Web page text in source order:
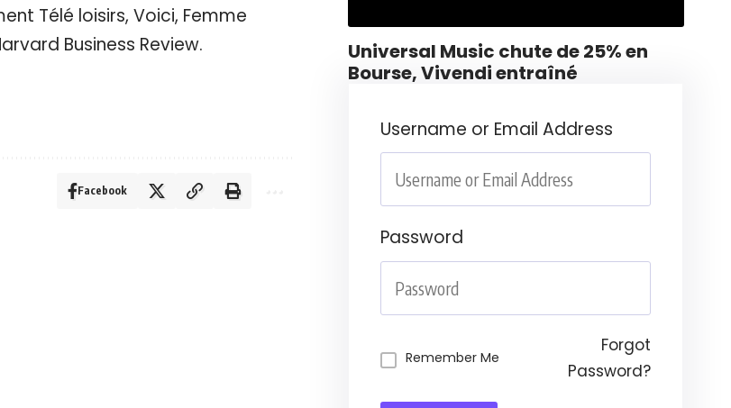
Télé loisirs, Voici, Femme
Business Review.
Facebook
Universal Music chute de 25% en
Bourse, Vivendi entraîné
Username or Email Address
Password
Remember Me
Forgot
Password?